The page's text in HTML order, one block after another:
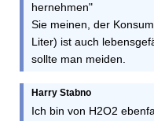
hernehmen"
Sie meinen, der
Liter) ist auch
sollte man meiden.
Harry Stabno
Ich bin von H2O2